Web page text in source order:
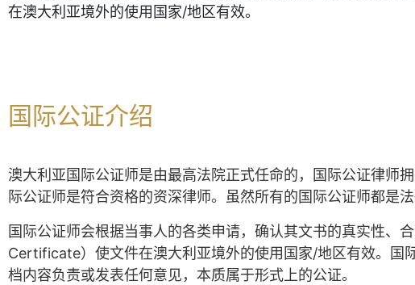
在澳大利亚境外的使用国家/地区有效。
国际公证介绍
澳大利亚国际公证师是由最高法院正式任命的，国际公证律师
际公证师是符合资格的资深律师。虽然所有的国际公证师都是
国际公证师会根据当事人的各类申请，确认其文书的真实性
Certificate）使文件在澳大利亚境外的使用国家/地区有效。国
档内容负责或发表任何意见，本质属于形式上的公证。